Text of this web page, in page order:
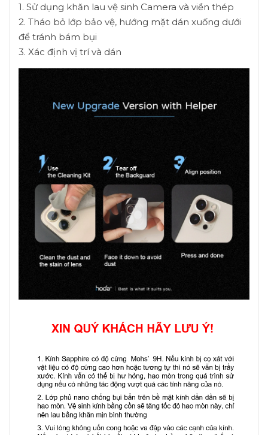
1. Sử dụng khăn lau vệ sinh Camera và viền thép
2. Tháo bỏ lớp bảo vệ, hướng mặt dán xuống dưới
để tránh bám bụi
3. Xác định vị trí và dán